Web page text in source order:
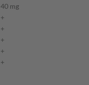
40 mg
+
+
+
+
+